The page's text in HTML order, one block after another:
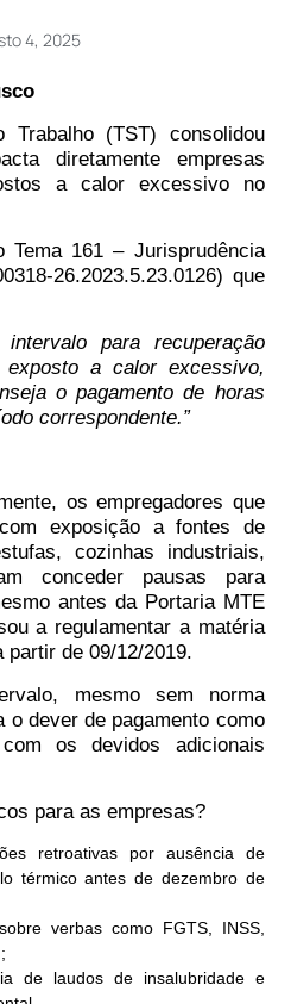
4, 2025
Trabalho (TST) consolidou
diretamente empresas
a calor excessivo no
Tema 161 – Jurisprudência
26.2023.5.23.0126) que
para recuperação
a calor excessivo,
o pagamento de horas
correspondente.”
os empregadores que
exposição a fontes de
cozinhas industriais,
conceder pausas para
antes da Portaria MTE
a regulamentar a matéria
de 09/12/2019.
mesmo sem norma
o dever de pagamento como
os devidos adicionais
para as empresas?
retroativas por ausência de
térmico antes de dezembro de
verbas como FGTS, INSS,
de laudos de insalubridadee